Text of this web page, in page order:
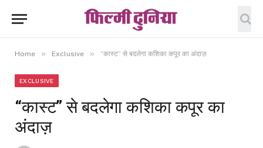
Home » Exclusive » “कास्ट” से बदलेगा कशिका कपूर का अंदाज़
EXCLUSIVE
“कास्ट” से बदलेगा कशिका कपूर का
अंदाज़